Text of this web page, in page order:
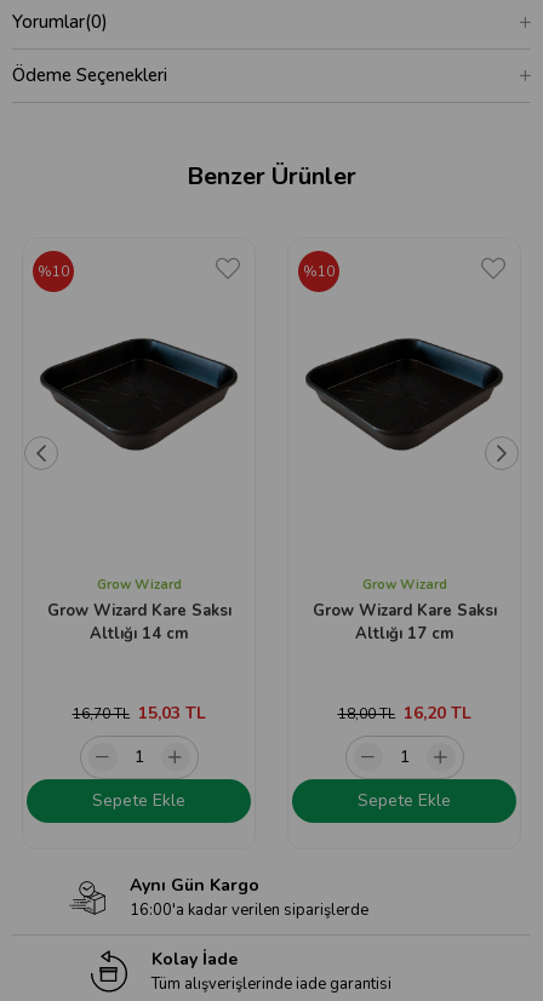
Yorumlar(0)
Ödeme Seçenekleri
Benzer Ürünler
Grow Wizard
Grow Wizard Kare Saksı
Altlığı 14 cm
15,03 TL
16,70 TL
%10
Sepete Ekle
Grow Wizard
Grow Wizard Kare Saksı
Altlığı 17 cm
16,20 TL
18,00 TL
%10
Sepete Ekle
Aynı Gün Kargo
16:00'a kadar verilen siparişlerde
Kolay İade
Tüm alışverişlerinde iade garantisi